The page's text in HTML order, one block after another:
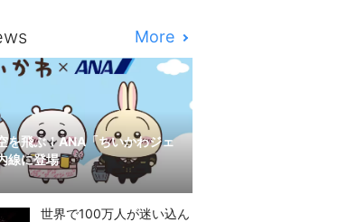
More
を飛ぶ！ANA「ちいかわジェ
線に登場
世界で100万人が迷い込ん